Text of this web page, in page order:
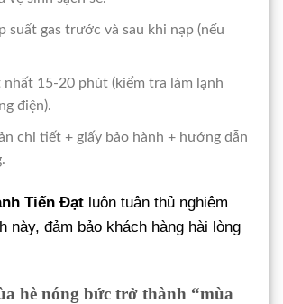
suất gas trước và sau khi nạp (nếu
nhất 15-20 phút (kiểm tra làm lạnh
điện).
chi tiết + giấy bảo hành + hướng dẫn
Tiến Đạt luôn tuân thủ nghiêm
này, đảm bảo khách hàng hài lòng
hè nóng bức trở thành “mùa